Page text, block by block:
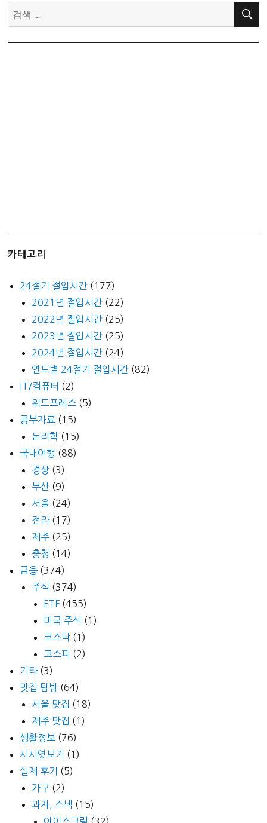
검
색:
검
카테고리
24절기 절입시간 (177)
2021년 절입시간 (22)
2022년 절입시간 (25)
2023년 절입시간 (25)
2024년 절입시간 (24)
연도별 24절기 절입시간 (82)
IT/컴퓨터 (2)
워드프레스 (5)
공부자료 (15)
논리학 (15)
국내여행 (88)
경상 (3)
부산 (9)
서울 (24)
전라(17)
제주 (25)
충청 (14)
금융 (374)
주식 (374)
ETF (455)
미국 주식 (1)
코스닥 (1)
코스피 (2)
기타(3)
맛집 탐방 (64)
서울 맛집 (18)
제주 맛집 (1)
생활정보 (76)
시사엿보기
(1)
실제 후기
(5)
가구 (2)
과자, 스낵 (15)
아이스크림 (32)